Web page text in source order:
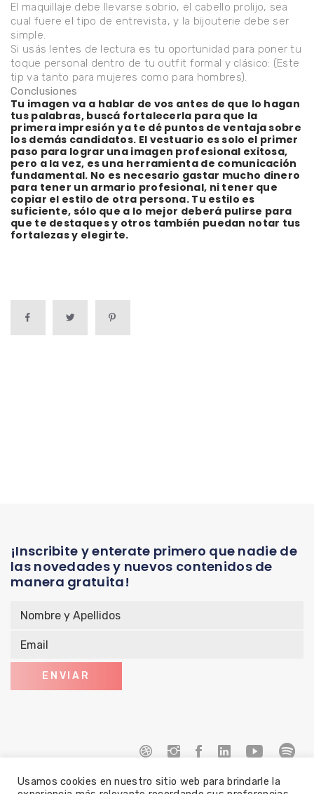
El maquillaje debe llevarse sobrio, el cabello prolijo, sea
cual fuere el tipo de entrevista, y la bijouterie debe ser
simple.
Si usás lentes de lectura es tu oportunidad para poner tu
toque personal dentro de tu outfit formal y clásico: (Este
tip va tanto para mujeres como para hombres).
Conclusiones
Tu imagen va a hablar de vos antes de que lo hagan
tus palabras, buscá fortalecerla para que la
primera impresión ya te dé puntos de ventaja sobre
los demás candidatos. El vestuario es solo el primer
paso para lograr una imagen profesional exitosa,
pero a la vez, es una herramienta de comunicación
fundamental. No es necesario gastar mucho dinero
para tener un armario profesional, ni tener que
copiar el estilo de otra persona. Tu estilo es
suficiente, sólo que a lo mejor deberá pulirse para
que te destaques y otros también puedan notar tus
fortalezas y elegirte.
¡Inscribite y enterate primero que nadie de
las novedades y nuevos contenidos de
manera gratuita!
Usamos cookies en nuestro sitio web para brindarle la